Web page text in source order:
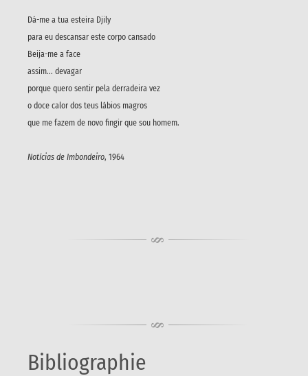
Dá-me a tua esteira Djily
para eu descansar este corpo cansado
Beija-me a face
assim... devagar
porque quero sentir pela derradeira vez
o doce calor dos teus lábios magros
que me fazem de novo fingir que sou homem.
Notícias de Imbondeiro, 1964
Bibliographie